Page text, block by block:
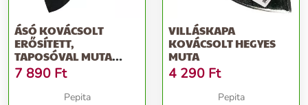
ÁSÓ KOVÁCSOLT
ERŐSÍTETT,
TAPOSÓVAL MUTA
&QUOT;T&QUOT;
NYÉLLEL
7 890 Ft
Pepita
VILLÁSKAPA
KOVÁCSOLT HEGYES
MUTA
4 290 Ft
Pepita